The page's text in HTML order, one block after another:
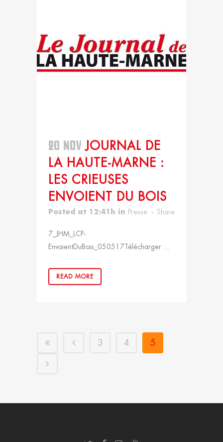
20 NOV JOURNAL DE
LA HAUTE-MARNE :
LES CRIEUSES
ENVOIENT DU BOIS
Posted at 12:41h in Presse Share
7_JHM_LCP-
EnvoientDuBois_050517Télécharger ...
READ MORE
3 4 5